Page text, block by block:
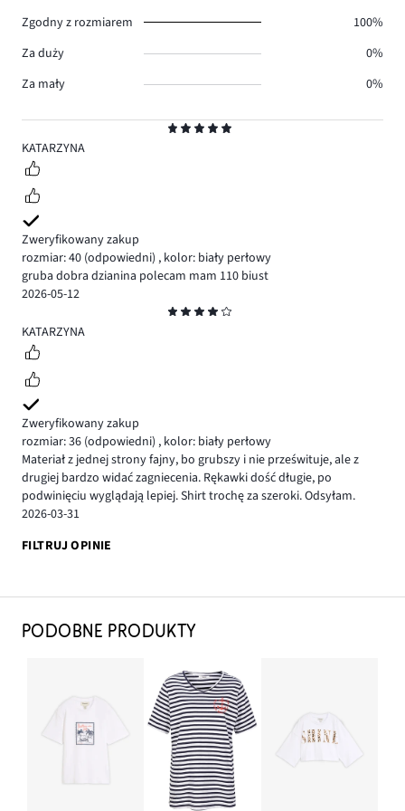
5
KATARZYNA
Zweryfikowany zakup
rozmiar: 40 (odpowiedni) , kolor: biały perłowy
gruba dobra dzianina polecam mam 110 biust
2026-05-12
4
KATARZYNA
Zweryfikowany zakup
rozmiar: 36 (odpowiedni) , kolor: biały perłowy
Materiał z jednej strony fajny, bo grubszy i nie prześwituje, ale z
drugiej bardzo widać zagniecenia. Rękawki dość długie, po
podwinięciu wyglądają lepiej. Shirt trochę za szeroki. Odsyłam.
2026-03-31
FILTRUJ OPINIE
Zgodny z rozmiarem
100%
Za duży
0%
Za mały
0%
PODOBNE PRODUKTY